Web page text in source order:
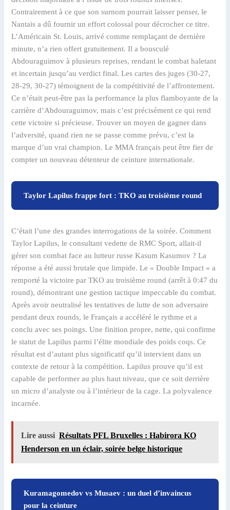
Contrairement à ce que son surnom pourrait laisser penser, le
Nantais a dû fournir un effort colossal pour décrocher ce titre.
L’Américain St. Louis, arrivé comme remplaçant de dernière
minute, n’a rien offert gratuitement. Il a bousculé
Abdouraguimov à plusieurs reprises, rendant le combat haletant
et incertain jusqu’au verdict final. Les cartes des juges (30-27,
28-29, 30-27) témoignent de la compétitivité de l’affrontement.
Ce n’était peut-être pas la performance la plus flamboyante de la
carrière d’Abdouraguimov, mais c’est précisément ce qui rend
cette victoire si précieuse. Trouver un moyen de gagner dans
l’adversité, quand rien ne se passe comme prévu, c’est la
marque d’un vrai champion. Le MMA français peut être fier de
compter un nouveau détenteur de ceinture internationale.
Taylor Lapilus frappe fort : TKO au troisième round
C’était l’une des grandes interrogations de la soirée. Comment
Taylor Lapilus, le consultant vedette de RMC Sport, allait-il
gérer son combat face au lutteur russe Kasum Kasumov ? La
réponse a été aussi brutale que limpide. Le « Double Impact » a
remporté la victoire par TKO au troisième round (arrêt à 0:47 du
round), démontrant une gestion tactique impeccable du combat.
Après avoir neutralisé les tentatives de lutte de son adversaire
pendant deux rounds, le Français a accéléré le rythme et a
conclu avec ses poings. Une finition propre, nette, qui confirme
le statut de Lapilus parmi l’élite mondiale des poids coqs. Ce
résultat est d’autant plus significatif qu’il intervient dans un
contexte de retour à la compétition. Lapilus prouve qu’il est
capable de performer au plus haut niveau, que ce soit derrière
un micro d’analyste ou à l’intérieur de la cage. La polyvalence
incarnée.
Lire aussi Résultats PFL Bruxelles : Habirora KO
Henderson en un éclair, soirée belge historique
Kuramagomedov vs Musaev : un duel d’invaincus
pour la ceinture